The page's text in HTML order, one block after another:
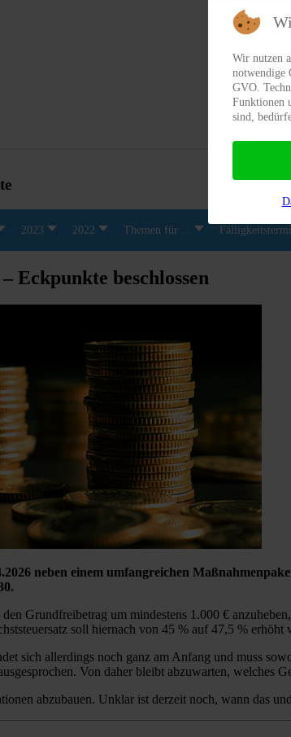
2023 2022 Themen für ...
Eckpunkte beschlossen
neben einem umfangreichen
Grundfreibetrag um mindestens 1.000 €
soll hiernach von 45 % auf 47,5 %
sich allerdings noch ganz am Anfang und muss
Von daher bleibt abzuwarten, welches
abzubauen. Unklar ist derzeit noch, wann das
Wir nutzen
notwendige
GVO.
Funktionen
sind,